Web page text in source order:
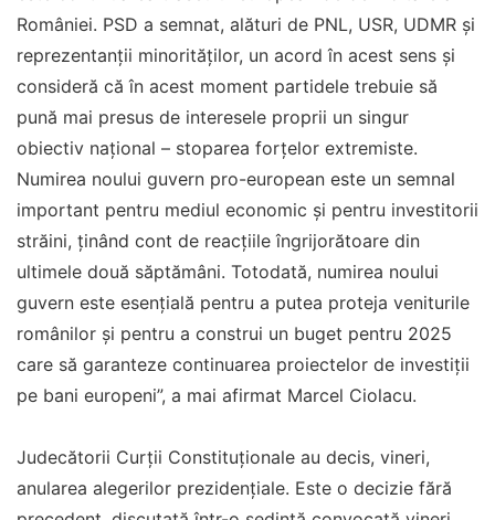
României. PSD a semnat, alături de PNL, USR, UDMR și
reprezentanții minorităților, un acord în acest sens și
consideră că în acest moment partidele trebuie să
pună mai presus de interesele proprii un singur
obiectiv național – stoparea forțelor extremiste.
Numirea noului guvern pro-european este un semnal
important pentru mediul economic și pentru investitorii
străini, ținând cont de reacțiile îngrijorătoare din
ultimele două săptămâni. Totodată, numirea noului
guvern este esențială pentru a putea proteja veniturile
românilor și pentru a construi un buget pentru 2025
care să garanteze continuarea proiectelor de investiții
pe bani europeni”, a mai afirmat Marcel Ciolacu.
Judecătorii Curții Constituționale au decis, vineri,
anularea alegerilor prezidențiale. Este o decizie fără